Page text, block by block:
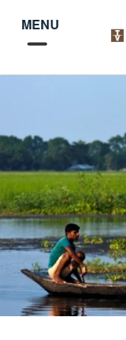
MENU